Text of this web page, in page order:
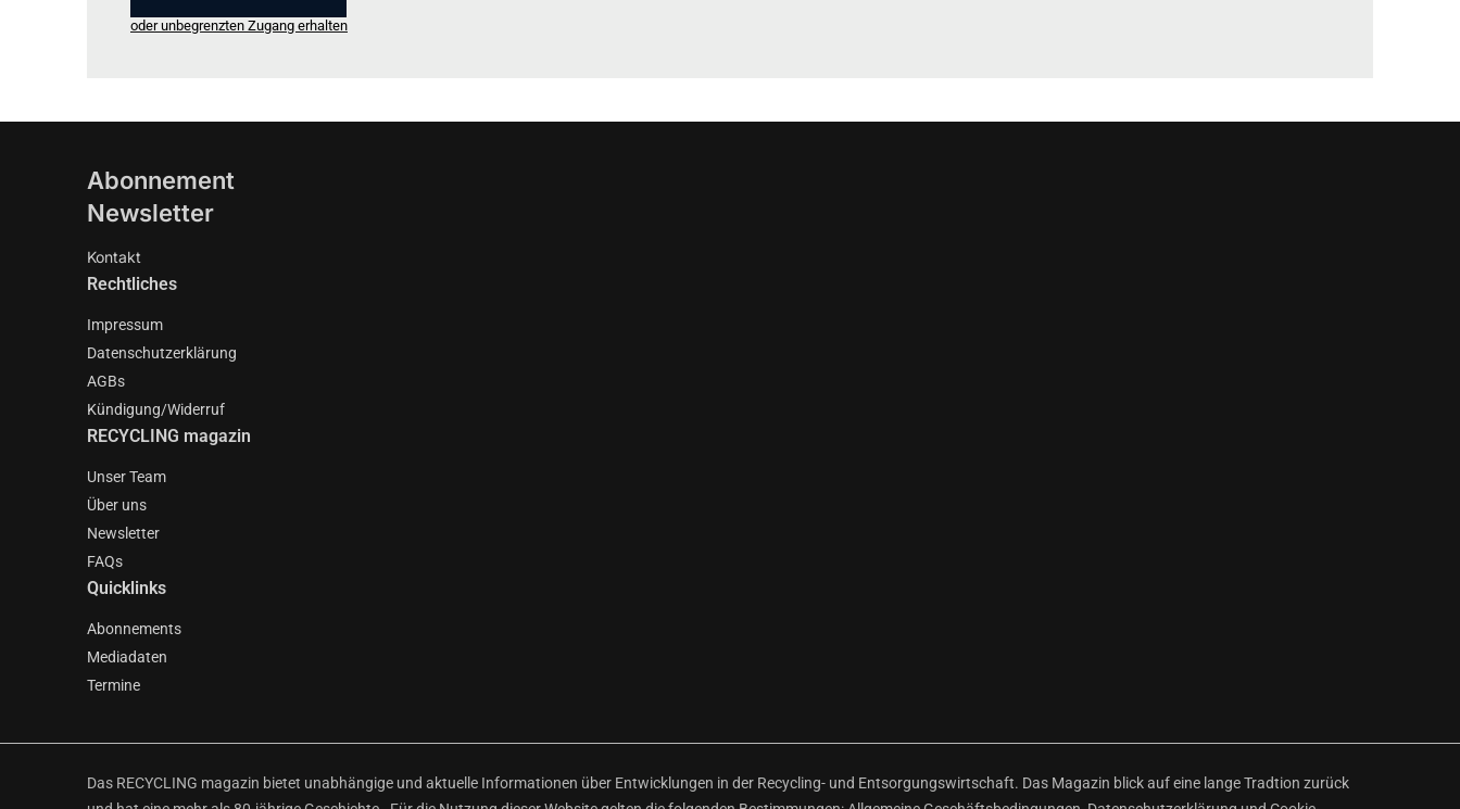
oder unbegrenzten Zugang erhalten
Abonnement
Newsletter
Kontakt
Rechtliches
Impressum
Datenschutzerklärung
AGBs
Kündigung/Widerruf
RECYCLING magazin
Unser Team
Über uns
Newsletter
FAQs
Quicklinks
Abonnements
Mediadaten
Termine
Das RECYCLING magazin bietet unabhängige und aktuelle Informationen über Entwicklungen in der Recycling- und Entsorgungswirtschaft. Das Magazin blick auf eine lange Tradtion zurück